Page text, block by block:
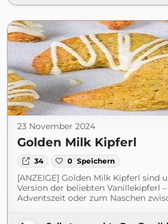
23 November 2024
Golden Milk Kipferl
34 0 Speichern
[ANZEIGE] Golden Milk Kipferl sind
Version der beliebten Vanillekipferl
Adventszeit oder zum Naschen